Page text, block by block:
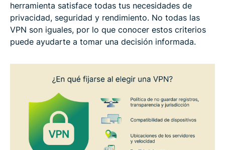
herramienta satisface todas tus necesidades de
privacidad, seguridad y rendimiento. No todas las
VPN son iguales, por lo que conocer estos criterios
puede ayudarte a tomar una decisión informada.